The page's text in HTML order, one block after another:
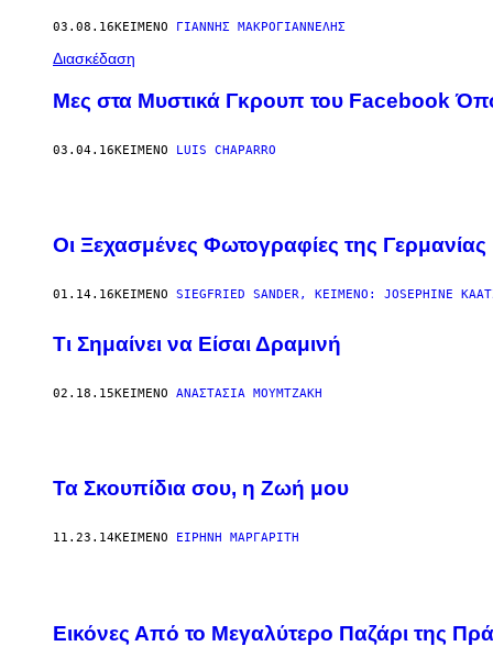
03.08.16ΚΕΊΜΕΝΟ ΓΙΆΝΝΗΣ ΜΑΚΡΟΓΙΑΝΝΈΛΗΣ
Διασκέδαση
Μες στα Μυστικά Γκρουπ του Facebook
03.04.16ΚΕΊΜΕΝΟ LUIS CHAPARRO
Οι Ξεχασμένες Φωτογραφίες της Γερμανίας
01.14.16ΚΕΊΜΕΝΟ SIEGFRIED SANDER, KΕΊΜΕΝΟ: JOSEPHINE
Τι Σημαίνει να Είσαι Δραμινή
02.18.15ΚΕΊΜΕΝΟ ΑΝΑΣΤΑΣΊΑ ΜΟΥΜΤΖΆΚΗ
Τα Σκουπίδια σου, η Ζωή μου
11.23.14ΚΕΊΜΕΝΟ ΕΙΡΉΝΗ ΜΑΡΓΑΡΊΤΗ
Εικόνες Από το Μεγαλύτερο Παζάρι της